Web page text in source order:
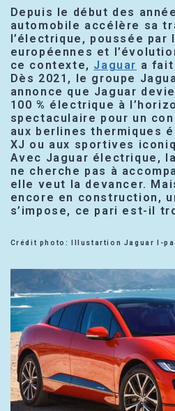
Depuis le début des
automobile accélère sa
l’électrique, poussée
européennes et
ce contexte, Jaguar a fait
Dès 2021, le groupe
annonce que Jaguar
100 % électrique à
spectaculaire pour un
aux berlines thermiques
XJ ou aux sportives
Avec Jaguar électrique,
ne cherche pas à
elle veut la devancer.
encore en construction,
s’impose, ce pari est-il
Crédit photo: Illustartion Jaguar I-